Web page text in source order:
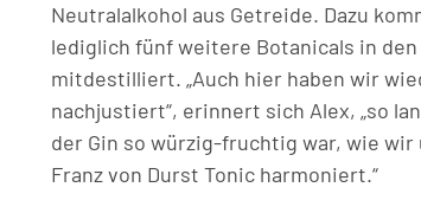
Neutralalkohol aus Getreide. Dazu
lediglich fünf weitere Botanicals in
mitdestilliert. „Auch hier haben wir
nachjustiert“, erinnert sich Alex, „so
der Gin so würzig-fruchtig war, wie
Franz von Durst Tonic harmoniert.“